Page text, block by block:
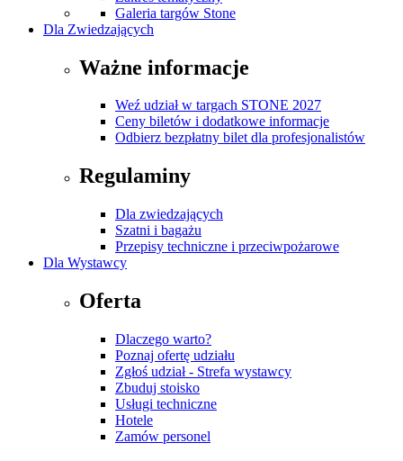
Galeria targów Stone
Dla Zwiedzających
Ważne informacje
Weź udział w targach STONE 2027
Ceny biletów i dodatkowe informacje
Odbierz bezpłatny bilet dla profesjonalistów
Regulaminy
Dla zwiedzających
Szatni i bagażu
Przepisy techniczne i przeciwpożarowe
Dla Wystawcy
Oferta
Dlaczego warto?
Poznaj ofertę udziału
Zgłoś udział - Strefa wystawcy
Zbuduj stoisko
Usługi techniczne
Hotele
Zamów personel